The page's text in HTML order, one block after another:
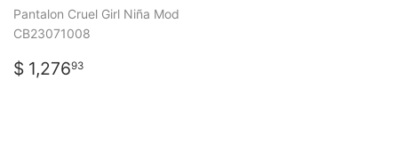
Pantalon Cruel Girl Niña Mod
CB23071008
PRECIO
HABITUAL
$ 1,27693